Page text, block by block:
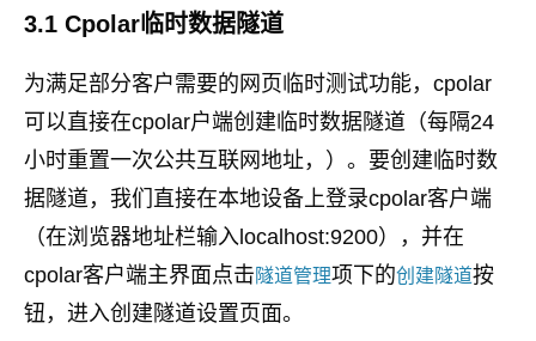
3.1 Cpolar临时数据隧道
为满足部分客户需要的网页临时测试功能，cpolar
可以直接在cpolar户端创建临时数据隧道（每隔24
小时重置一次公共互联网地址，）。要创建临时数
据隧道，我们直接在本地设备上登录cpolar客户端
（在浏览器地址栏输入localhost:9200），并在
cpolar客户端主界面点击隧道管理项下的创建隧道按
钮，进入创建隧道设置页面。